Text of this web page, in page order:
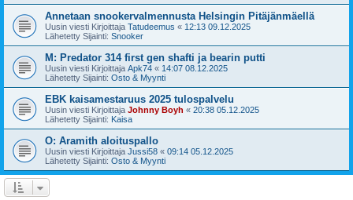
Annetaan snookervalmennusta Helsingin Pitäjänmäellä
Uusin viesti Kirjoittaja Tatudeemus « 12:13 09.12.2025
Lähetetty Sijainti: Snooker
M: Predator 314 first gen shafti ja bearin putti
Uusin viesti Kirjoittaja Apk74 « 14:07 08.12.2025
Lähetetty Sijainti: Osto & Myynti
EBK kaisamestaruus 2025 tulospalvelu
Uusin viesti Kirjoittaja Johnny Boyh « 20:38 05.12.2025
Lähetetty Sijainti: Kaisa
O: Aramith aloituspallo
Uusin viesti Kirjoittaja Jussi58 « 09:14 05.12.2025
Lähetetty Sijainti: Osto & Myynti